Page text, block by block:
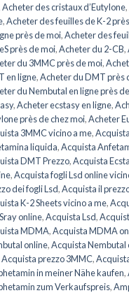
Acheter des cristaux d’Eutylone,
,Acheter des feuilles de K-2
près de moi,Acheter des
près de moi,Acheter du 2-CB,
du 3MMC près de moi,
en ligne,Acheter du DMT près
du Nembutal en ligne près
,Acheter ecstasy en ligne,
près de chez moi,Acheter
3MMC vicino a me,
liquida,Acquista
DMT Prezzo,Acquista
,Acquista fogli Lsd online
dei fogli Lsd,Acquista il
K-2 Sheets vicino a me,
online,Acquista Lsd,
MDMA,Acquista MDMA
online,Acquista Nembutal
Acquista prezzo 3MMC,
in meiner Nähe kaufen,
zum Verkaufspreis,